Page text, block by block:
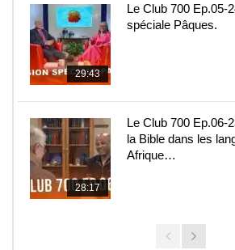
29:43
Le Club 700 Ep.05-
spéciale Pâques.
28:17
Le Club 700 Ep.06-
la Bible dans les
Afrique…